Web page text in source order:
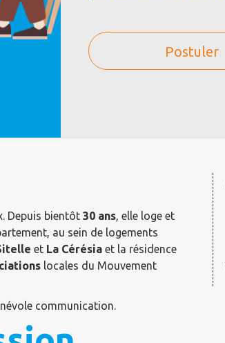
Postuler
Depuis bientôt 30 ans, elle loge et
au sein de logements
et La Cérésia et la résidence
locales du Mouvement
communication.